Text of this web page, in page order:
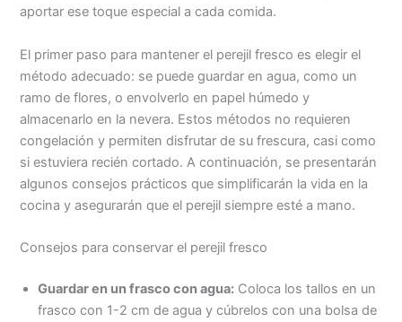
aportar ese toque especial a cada comida.
El primer paso para mantener el perejil fresco es elegir el
método adecuado: se puede guardar en agua, como un
ramo de flores, o envolverlo en papel húmedo y
almacenarlo en la nevera. Estos métodos no requieren
congelación y permiten disfrutar de su frescura, casi como
si estuviera recién cortado. A continuación, se presentarán
algunos consejos prácticos que simplificarán la vida en la
cocina y asegurarán que el perejil siempre esté a mano.
Consejos para conservar el perejil fresco
Guardar en un frasco con agua: Coloca los tallos en un
frasco con 1-2 cm de agua y cúbrelos con una bolsa de